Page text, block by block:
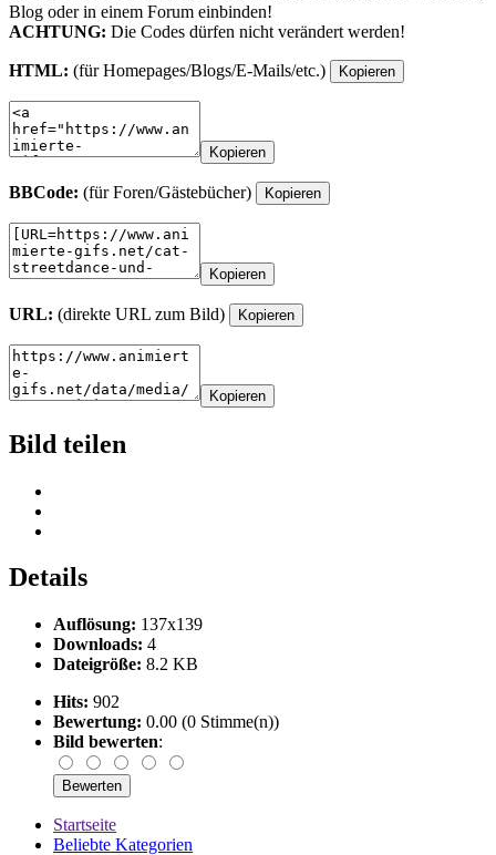
Blog oder in einem Forum einbinden!
ACHTUNG: Die Codes dürfen nicht verändert werden!
HTML: (für Homepages/Blogs/E-Mails/etc.) Kopieren
Kopieren
BBCode: (für Foren/Gästebücher) Kopieren
Kopieren
URL: (direkte URL zum Bild) Kopieren
Kopieren
Bild teilen
Details
Auflösung: 137x139
Downloads: 4
Dateigröße: 8.2 KB
Hits: 902
Bewertung: 0.00 (0 Stimme(n))
Bild bewerten:
Startseite
Beliebte Kategorien